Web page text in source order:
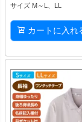
サイズ M～L、LL
カートに入れ